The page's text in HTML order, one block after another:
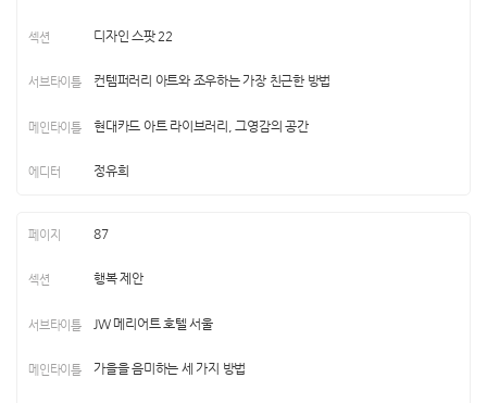
디자인 스팟 22
컨템퍼러리 아트와 조우하는 가장 친근한 방법
현대카드 아트 라이브러리, 그영감의 공간
정유희
87
행복 제안
JW 메리어트 호텔 서울
가을을 음미하는 세 가지 방법